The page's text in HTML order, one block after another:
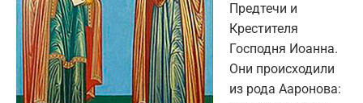
Предтечи и
Крестителя
Господня Иоанна.
Они происходили
из рода Ааронова: